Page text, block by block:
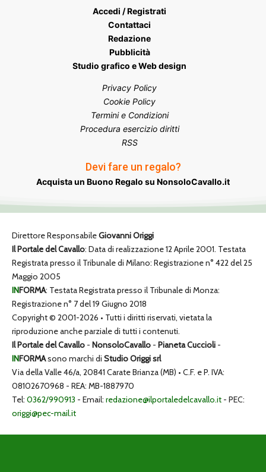
Accedi / Registrati
Contattaci
Redazione
Pubblicità
Studio grafico e Web design
Privacy Policy
Cookie Policy
Termini e Condizioni
Procedura esercizio diritti
RSS
Devi fare un regalo?
Acquista un Buono Regalo su NonsoloCavallo.it
Direttore ResponsabileGiovanni Origgi
Il Portale del Cavallo: Data di realizzazione 12 Aprile 2001. Testata
Registrata presso il Tribunale di Milano: Registrazione n° 422 del 25
Maggio 2005
INFORMA: Testata Registrata presso il Tribunale di Monza:
Registrazione n° 7 del 19 Giugno 2018
Copyright © 2001-2026 • Tutti i diritti riservati, vietata la
riproduzione anche parziale di tutti i contenuti.
Il Portale del Cavallo - NonsoloCavallo - Pianeta Cuccioli -
INFORMAsono marchi di Studio Origgi srl
Via della Valle 46/a, 20841 Carate Brianza (MB) • C.F. e P. IVA:
08102670968 - REA: MB-1887970
Tel: 0362/990913 - Email: redazione@ilportaledelcavallo.it - PEC:
origgi@pec-mail.it